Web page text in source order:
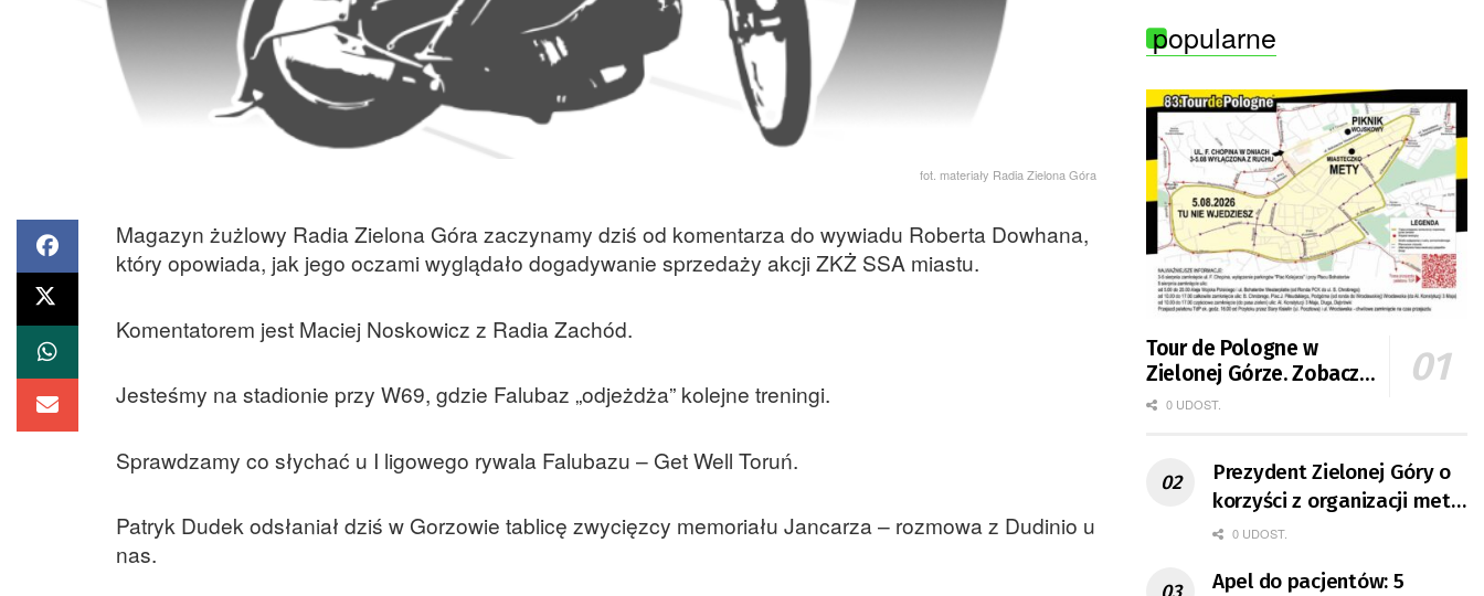
fot. materiały Radia Zielona Góra
Magazyn żużlowy Radia Zielona Góra zaczynamy dziś od komentarza do wywiadu Roberta Dowhana,
który opowiada, jak jego oczami wyglądało dogadywanie sprzedaży akcji ZKŻ SSA miastu.
Komentatorem jest Maciej Noskowicz z Radia Zachód.
Jesteśmy na stadionie przy W69, gdzie Falubaz „odjeżdża” kolejne treningi.
Sprawdzamy co słychać u I ligowego rywala Falubazu – Get Well Toruń.
Patryk Dudek odsłaniał dziś w Gorzowie tablicę zwycięzcy memoriału Jancarza – rozmowa z Dudinio u
nas.
popularne
Tour de Pologne w
Zielonej Górze. Zobacz
zmiany w organizacji
0 UDOST.
Prezydent Zielonej Góry o
korzyści z organizacji mety
Tour de Pologne
0 UDOST.
Apel do pacjentów: 5